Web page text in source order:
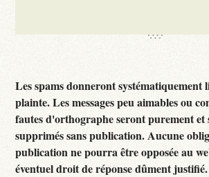
Les spams donneront systématiquement
plainte. Les messages peu aimables ou
fautes d'orthographe seront purement et
supprimés sans publication. Aucune
publication ne pourra être opposée au
éventuel droit de réponse dûment justifié.